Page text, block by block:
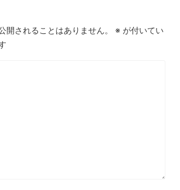
開されることはありません。 ※ が付いてい